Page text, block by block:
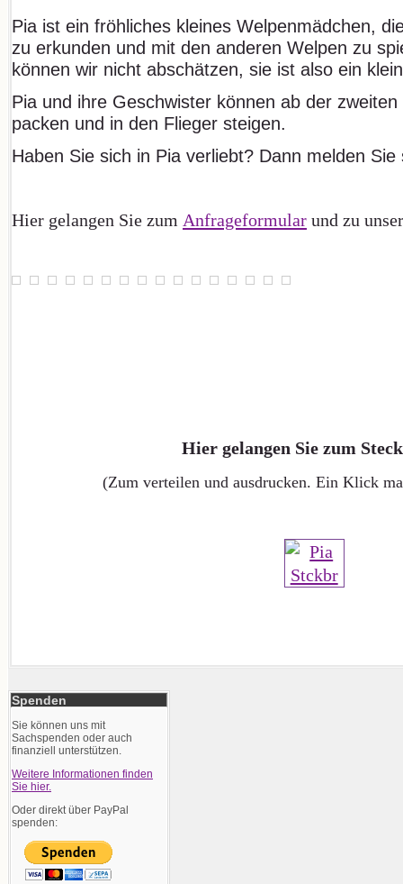
Pia ist ein fröhliches kleines Welpenmädchen,
zu erkunden und mit den anderen Welpen zu
können wir nicht abschätzen, sie ist also ein
Pia und ihre Geschwister können ab der
packen und in den Flieger steigen.
Haben Sie sich in Pia verliebt? Dann melden
Hier gelangen Sie zum Anfrageformular und zu
Hier gelangen Sie zum
(Zum verteilen und ausdrucken. Ein Klick
Spenden
Sie können uns mit
Sachspenden oder auch
finanziell unterstützen.
Weitere Informationen finden
Sie hier.
Oder direkt über PayPal
spenden: